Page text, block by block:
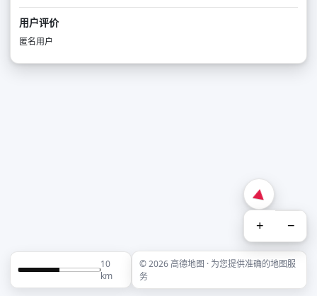
用户评价
匿名用户
+ −
10
km
© 2026 高德地图 · 为您提供准确的地图服
务